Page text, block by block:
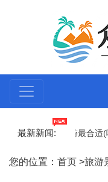
最新新闻:
过后去哪里旅游最合适(哪
便宜) 商洛哪里适合带
您的位置： 首页 >旅游